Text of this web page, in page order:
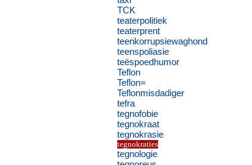
TCK
teaterpolitiek
teaterprent
teenkorrupsiewaghond
teenspoliasie
teëspoedhumor
Teflon
Teflon=
Teflonmisdadiger
tefra
tegnofobie
tegnokraat
tegnokrasie
tegnokraties
tegnologie